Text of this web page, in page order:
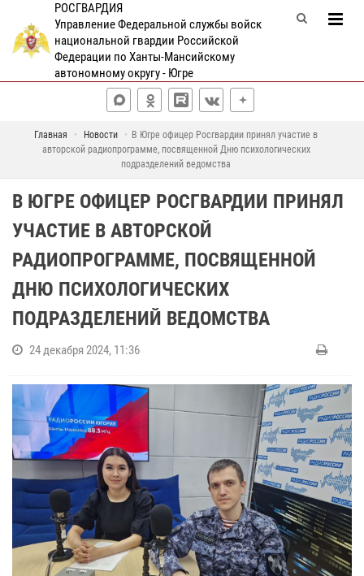
РОСГВАРДИЯ
Управление Федеральной службы войск
национальной гвардии Российской
Федерации по Ханты-Мансийскому
автономному округу - Югре
Главная Новости
В Югре офицер Росгвардии принял участие в
авторской радиопрограмме, посвященной Дню психологических
подразделений ведомства
В ЮГРЕ ОФИЦЕР РОСГВАРДИИ ПРИНЯЛ
УЧАСТИЕ В АВТОРСКОЙ
РАДИОПРОГРАММЕ, ПОСВЯЩЕННОЙ
ДНЮ ПСИХОЛОГИЧЕСКИХ
ПОДРАЗДЕЛЕНИЙ ВЕДОМСТВА
24 декабря 2024, 11:36